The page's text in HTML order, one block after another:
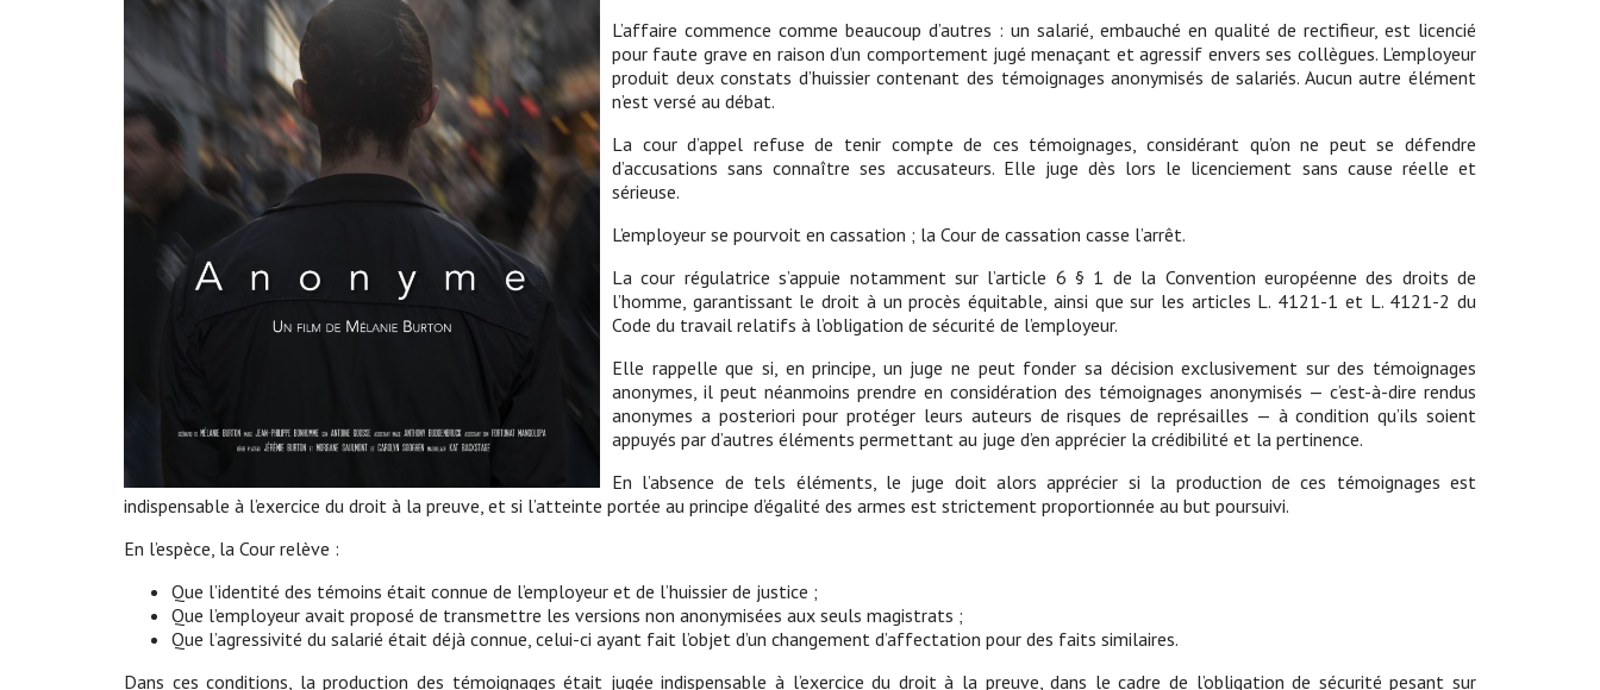
L’affaire commence comme beaucoup d’autres : un salarié, embauché en qualité de rectifieur, est licencié
pour faute grave en raison d’un comportement jugé menaçant et agressif envers ses collègues. L’employeur
produit deux constats d’huissier contenant des témoignages anonymisés de salariés. Aucun autre élément
n’est versé au débat.
La cour d’appel refuse de tenir compte de ces témoignages, considérant qu’on ne peut se défendre
d’accusations sans connaître ses accusateurs. Elle juge dès lors le licenciement sans cause réelle et
sérieuse.
L’employeur se pourvoit en cassation ; la Cour de cassation casse l’arrêt.
La cour régulatrice s’appuie notamment sur l’article 6 § 1 de la Convention européenne des droits de
l’homme, garantissant le droit à un procès équitable, ainsi que sur les articles L. 4121-1 et L. 4121-2 du
Code du travail relatifs à l’obligation de sécurité de l’employeur.
Elle rappelle que si, en principe, un juge ne peut fonder sa décision exclusivement sur des témoignages
anonymes, il peut néanmoins prendre en considération des témoignages anonymisés — c’est-à-dire rendus
anonymes a posteriori pour protéger leurs auteurs de risques de représailles — à condition qu’ils soient
appuyés par d’autres éléments permettant au juge d’en apprécier la crédibilité et la pertinence.
En l’absence de tels éléments, le juge doit alors apprécier si la production de ces témoignages est
indispensable à l’exercice du droit à la preuve, et si l’atteinte portée au principe d’égalité des armes est strictement proportionnée au but poursuivi.
En l’espèce, la Cour relève :
Que l’identité des témoins était connue de l’employeur et de l’huissier de justice ;
Que l’employeur avait proposé de transmettre les versions non anonymisées aux seuls magistrats ;
Que l’agressivité du salarié était déjà connue, celui-ci ayant fait l’objet d’un changement d’affectation pour des faits similaires.
Dans ces conditions, la production des témoignages était jugée indispensable à l’exercice du droit à la preuve, dans le cadre de l’obligation de sécurité pesant sur